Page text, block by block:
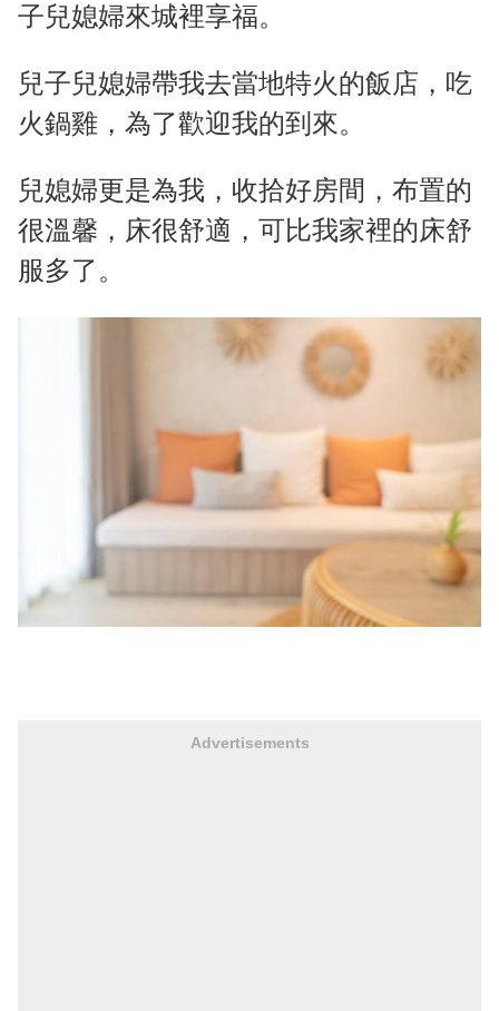
子兒媳婦來城裡享福。
兒子兒媳婦帶我去當地特火的飯店，吃
火鍋雞，為了歡迎我的到來。
兒媳婦更是為我，收拾好房間，布置的
很溫馨，床很舒適，可比我家裡的床舒
服多了。
Advertisements